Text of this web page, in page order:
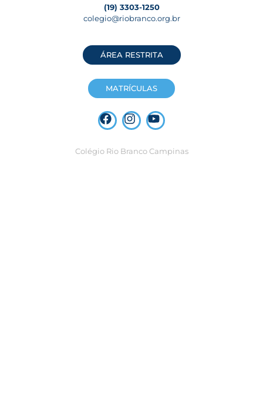
(19) 3303-1250
colegio@riobranco.org.br
ÁREA RESTRITA
MATRÍCULAS
Colégio Rio Branco Campinas